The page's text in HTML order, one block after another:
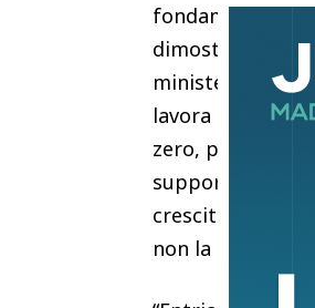
fondamentale la
dimostra
ministeri
lavora insieme.
zero, per
supporteremo
crescita dentro i
non la